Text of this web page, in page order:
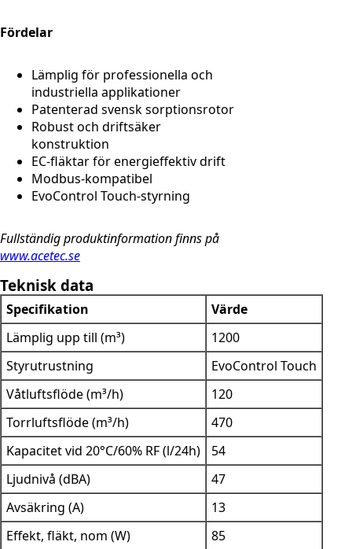
Fördelar
Lämplig för professionella och
industriella applikationer
Patenterad svensk sorptionsrotor
Robust och driftsäker
konstruktion
EC-fläktar för energieffektiv drift
Modbus-kompatibel
EvoControl Touch-styrning
Fullständig produktinformation finns på
www.acetec.se
Teknisk data
Specifikation
Värde
Lämplig upp till (m³)
1200
Styrutrustning
EvoControl Touch
Våtluftsflöde (m³/h)
120
Torrluftsflöde (m³/h)
470
Kapacitet vid 20°C/60% RF (l/24h)
54
Ljudnivå (dBA)
47
Avsäkring (A)
13
Effekt, fläkt, nom (W)
85